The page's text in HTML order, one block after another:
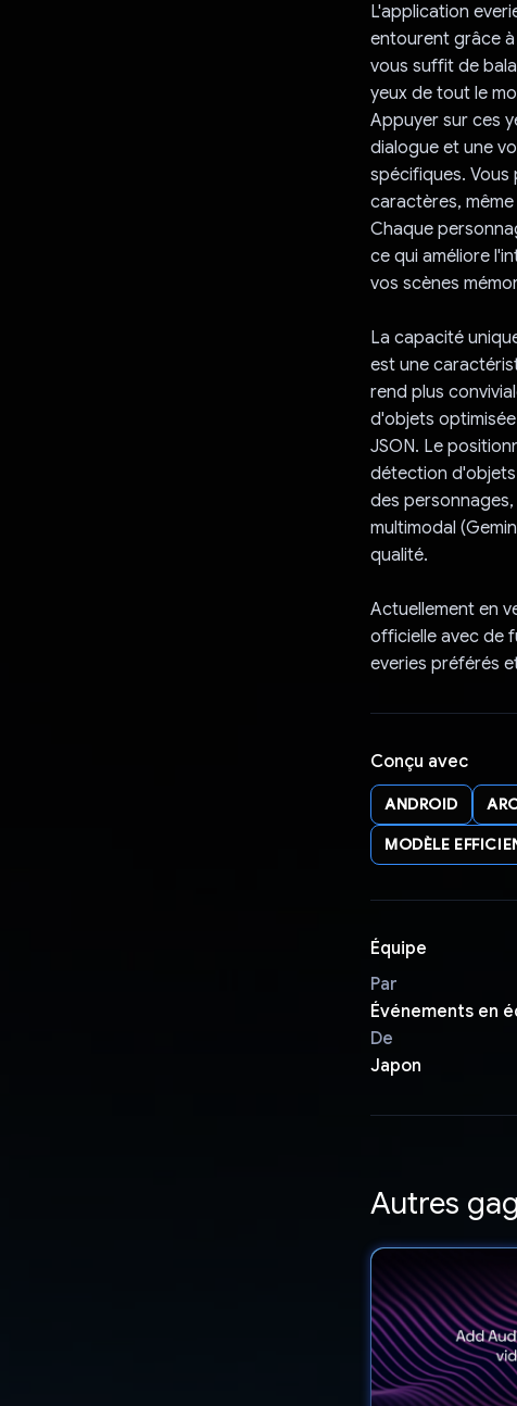
L'application
entourent grâce à
vous suffit de
yeux de tout le
Appuyer sur ces
dialogue et une
spécifiques.
caractères,
Chaque
ce qui améliore
vos scènes
La capacité
est une
rend plus
d'objets
JSON. Le
détection d'objets
des
multimodal
qualité.
Actuellement en
officielle avec de
everies préférés
Conçu avec
ANDROID
MODÈLE
Équipe
Par
Événements en
De
Japon
Autres